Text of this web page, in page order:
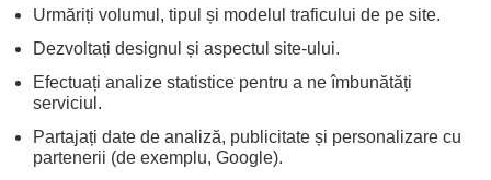
Urmăriți volumul, tipul și modelul traficului de pe site.
Dezvoltați designul și aspectul site-ului.
Efectuați analize statistice pentru a ne îmbunătăți
serviciul.
Partajați date de analiză, publicitate și personalizare cu
partenerii (de exemplu, Google).